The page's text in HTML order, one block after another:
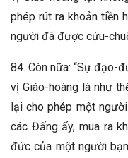
phép rút ra khoản tiền
người đã được cứu-
84. Còn nữa: “Sự đạo-
vị Giáo-hoàng là như
lại cho phép một
các Đấng ấy, mua ra
đức của một người